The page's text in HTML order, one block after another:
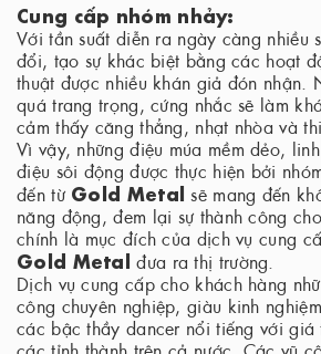
Cung cấp nhóm nhảy:
Với tần suất diễn ra ngày càng nhiều
đổi, tạo sự khác biệt bằng các hoạt
thuật được nhiều khán giả đón nhận.
quá trang trọng, cứng nhắc sẽ làm
cảm thấy căng thẳng, nhạt nhòa và
Vì vậy, những điệu múa mềm dẻo,
điệu sôi động được thực hiện bởi
đến từ Gold Metal sẽ mang đến
năng động, đem lại sự thành công
chính là mục đích của dịch vụ cung
Gold Metalđưa ra thị trường.
Dịch vụ cung cấp cho khách hàng
công chuyên nghiệp, giàu kinh
các bậc thầy dancer nổi tiếng với giá
các tỉnh thành trên cả nước. Các vũ